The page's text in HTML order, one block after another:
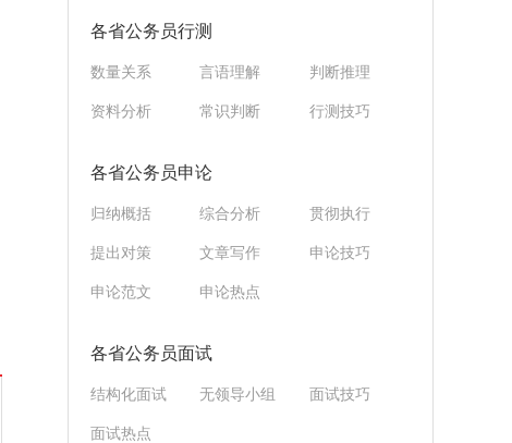
各省公务员行测
数量关系 言语理解 判断推理
资料分析 常识判断 行测技巧
各省公务员申论
归纳概括 综合分析 贯彻执行
提出对策 文章写作 申论技巧
申论范文 申论热点
各省公务员面试
结构化面试 无领导小组 面试技巧
面试热点